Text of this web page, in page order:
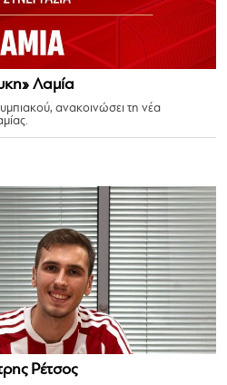
Λαμία
ανακοινώσει τη νέα
Ρέτσος